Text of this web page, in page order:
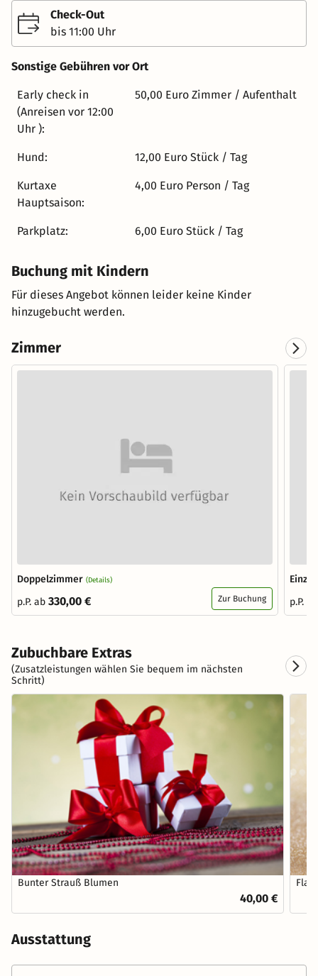
aus der Kraft des gleich nebenan gelegenen
zauberhaften Rosengartens. Verschiedene Sitzgruppen
im Haus, die große Gartenanlage mit Liegewiese sowie
eine bezaubernde Sonnenterrasse laden zum
Entspannen ein und verleihen dem Haus seine
persönliche Note. Lassen Sie sich im gemütlichen
Frühstücksraum und Speisesaal mit Gartenblick
kulinarisch verwöhnen. Fühlen Sie sich wohl bei uns.
Check-Out
bis 11:00 Uhr
Sonstige Gebühren vor Ort
Early check in
(Anreisen vor 12:00
Uhr ):
50,00 Euro Zimmer / Aufenthalt
Hund: 12,00 Euro Stück / Tag
Kurtaxe
Hauptsaison:
4,00 Euro Person / Tag
Parkplatz: 6,00 Euro Stück / Tag
Buchung mit Kindern
Für dieses Angebot können leider keine Kinder
hinzugebucht werden.
Zimmer
Doppelzimmer (Details)
p.P. ab 330,00 € Zur Buchung
p.P.
Zubuchbare Extras
(Zusatzleistungen wählen Sie bequem im nächsten
Schritt)
Bunter Strauß Blumen
40,00 €
Ausstattung